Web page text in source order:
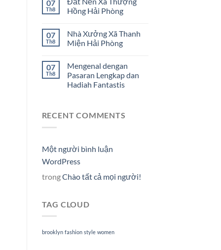
07
Th8
Hồng Hải Phòng
07
Th8
Nhà Xưởng Xã Thanh
Miện Hải Phòng
07
Th8
Mengenal dengan
Pasaran Lengkap dan
Hadiah Fantastis
RECENT COMMENTS
Một người bình luận
WordPress
trongChào tất cả mọi người!
TAG CLOUD
brooklyn fashion style women